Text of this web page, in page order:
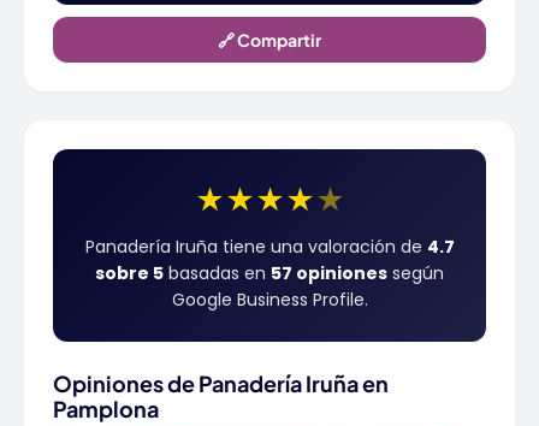
🔗 Compartir
★★★★★
Panadería Iruña tiene una valoración de 4.7
sobre 5 basadas en 57 opiniones según
Google Business Profile.
Opiniones de Panadería Iruña en
Pamplona